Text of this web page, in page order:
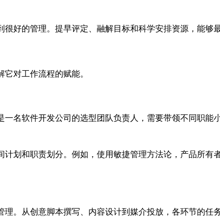
好的管理。提早评定、融解目标和科学安排资源，能够
对工作流程的赋能。
名软件开发公司的选型团队负责人，需要带领不同职能
划和职责划分。例如，使用敏捷管理方法论，产品所有
。从创意脚本撰写、内容设计到媒介投放，各环节的任